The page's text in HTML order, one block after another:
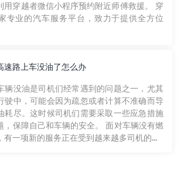
穿越者微信小程序预约附近师傅救援。 穿
专业的汽车服务平台，致力于提供全方位
速路上车没油了怎么办
辆没油是司机们经常遇到的问题之一，尤其
驶中，可能会因为疏忽或者计算不准确而导
耗尽。这时候司机们需要采取一些应急措施
，保障自己和车辆的安全。 面对车辆没有燃
有一项新的服务正在受到越来越多司机的...